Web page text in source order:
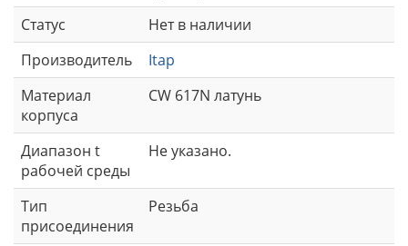
Статус
Нет в наличии
Производитель
Itap
Материал
корпуса
СW 617N латунь
Диапазон t
рабочей среды
Не указано.
Тип
присоединения
Резьба